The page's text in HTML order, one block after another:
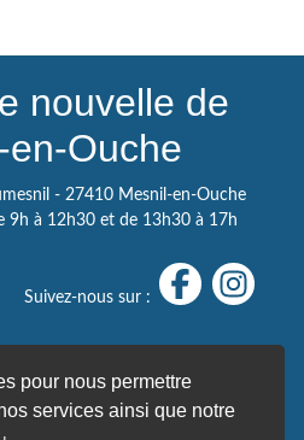
pour nous permettre
services ainsi que notre
nouvelle de
en-Ouche
- 27410 Mesnil-en-Ouche
9h à 12h30 et de 13h30 à 17h
Suivez-nous sur :